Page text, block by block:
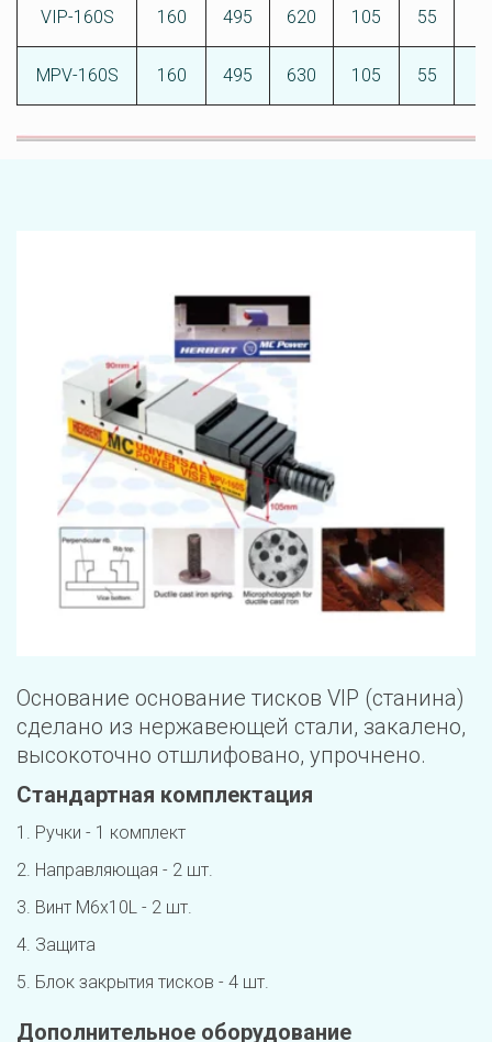
VIP-160S 160 495 620 105 55
MPV-160S 160 495 630 105 55
Основание основание тисков VIP (станина)
сделано из нержавеющей стали, закалено,
высокоточно отшлифовано, упрочнено.
Стандартная комплектация
1. Ручки - 1 комплект
2. Направляющая - 2 шт.
3. Винт M6x10L - 2 шт.
4. Защита
5. Блок закрытия тисков - 4 шт.
Дополнительное оборудование